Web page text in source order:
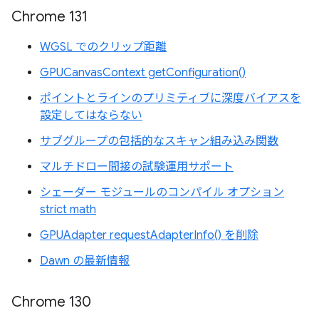
Chrome 131
WGSL でのクリップ距離
GPUCanvasContext getConfiguration()
ポイントとラインのプリミティブに深度バイアスを
設定してはならない
サブグループの包括的なスキャン組み込み関数
マルチドロー間接の試験運用サポート
シェーダー モジュールのコンパイル オプション
strict math
GPUAdapter requestAdapterInfo() を削除
Dawn の最新情報
Chrome 130